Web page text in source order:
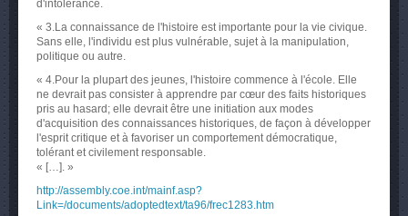
d'intolérance.
« 3.La connaissance de l'histoire est importante pour la vie civique.
Sans elle, l'individu est plus vulnérable, sujet à la manipulation,
politique ou autre.
« 4.Pour la plupart des jeunes, l'histoire commence à l'école. Elle
ne devrait pas consister à apprendre par cœur des faits historiques
pris au hasard; elle devrait être une initiation aux modes
d'acquisition des connaissances historiques, de façon à développer
l'esprit critique et à favoriser un comportement démocratique,
tolérant et civilement responsable.
« […]. »
http://assembly.coe.int/mainf.asp?
Link=/documents/adoptedtext/ta96/frec1283.htm